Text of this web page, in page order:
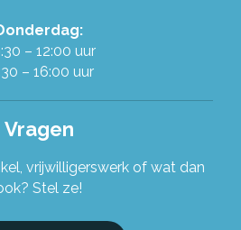
– 12:00 uur
– 16:00 uur
Vragen
vrijwilligerswerk of wat dan
Stel ze!